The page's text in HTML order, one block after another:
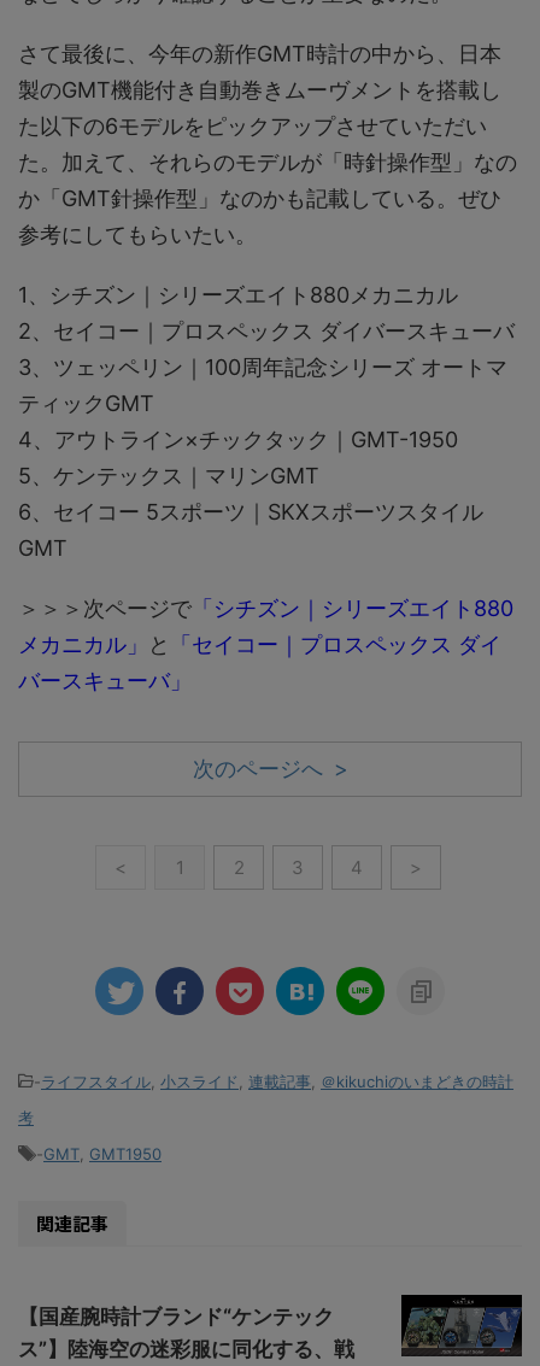
さて最後に、今年の新作GMT時計の中から、日本
製のGMT機能付き自動巻きムーヴメントを搭載し
た以下の6モデルをピックアップさせていただい
た。加えて、それらのモデルが「時針操作型」なの
か「GMT針操作型」なのかも記載している。ぜひ
参考にしてもらいたい。
1、シチズン｜シリーズエイト880メカニカル
2、セイコー｜プロスペックス ダイバースキューバ
3、ツェッペリン｜100周年記念シリーズ オートマ
ティックGMT
4、アウトライン×チックタック｜GMT-1950
5、ケンテックス｜マリンGMT
6、セイコー 5スポーツ｜SKXスポーツスタイル
GMT
＞＞＞次ページで 「シチズン｜シリーズエイト880
メカニカル」
と
「セイコー｜プロスペックス ダイ
バースキューバ」
次のページへ >
< 1 2 3 4 >
-ライフスタイル 小スライド 連載記事
＠kikuchiのいまどきの時計
考
-GMT GMT1950
関連記事
【国産腕時計ブランド“ケンテック
ス”】陸海空の迷彩服に同化する、戦